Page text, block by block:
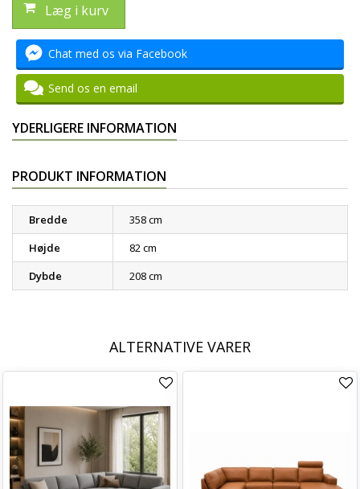
Læg i kurv
Chat med os via Facebook
Send os en email
YDERLIGERE INFORMATION
PRODUKT INFORMATION
Bredde
358 cm
Højde
82 cm
Dybde
208 cm
ALTERNATIVE VARER